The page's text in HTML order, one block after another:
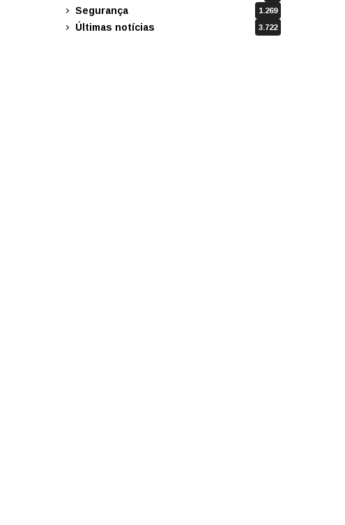
Segurança 1.269
Últimas notícias 3.722